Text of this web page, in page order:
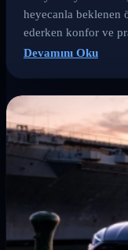
heyecanla beklenen
ederken konfor ve
Devamını Oku